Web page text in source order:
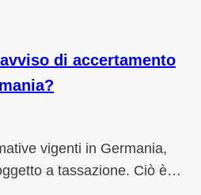
di accertamento
vigenti in Germania,
a tassazione. Ciò è…